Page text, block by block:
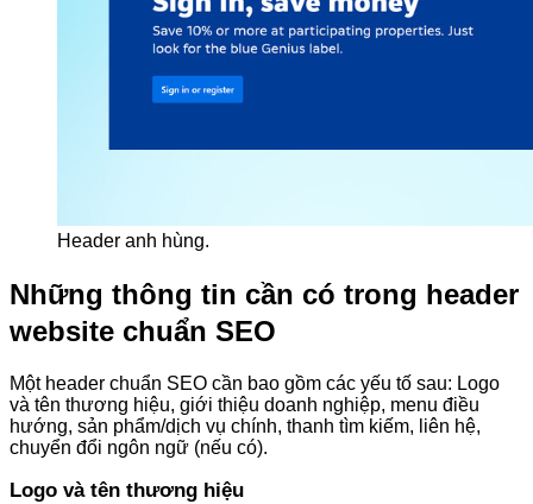
Header anh hùng.
Những thông tin cần có trong header
website chuẩn SEO
Một header chuẩn SEO cần bao gồm các yếu tố sau: Logo
và tên thương hiệu, giới thiệu doanh nghiệp, menu điều
hướng, sản phẩm/dịch vụ chính, thanh tìm kiếm, liên hệ,
chuyển đổi ngôn ngữ (nếu có).
Logo và tên thương hiệu